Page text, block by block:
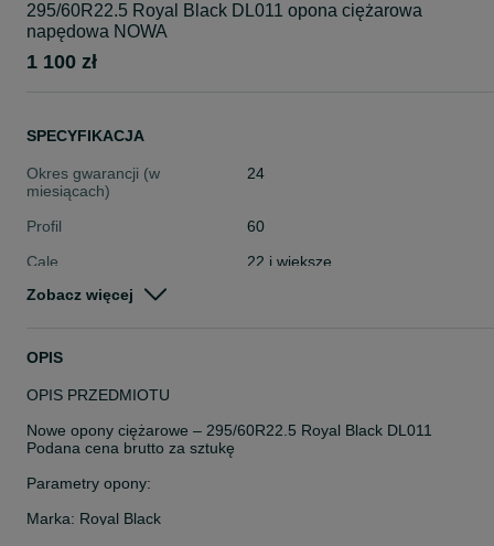
295/60R22.5 Royal Black DL011 opona ciężarowa
napędowa NOWA
1 100 zł
SPECYFIKACJA
Okres gwarancji (w
miesiącach)
24
Profil
60
Cale
22 i większe
Stan
Pojazd
Szerokość
Zobacz więcej
OPIS
OPIS PRZEDMIOTU
Nowe opony ciężarowe – 295/60R22.5 Royal Black DL011
Podana cena brutto za sztukę
Parametry opony:
Marka: Royal Black